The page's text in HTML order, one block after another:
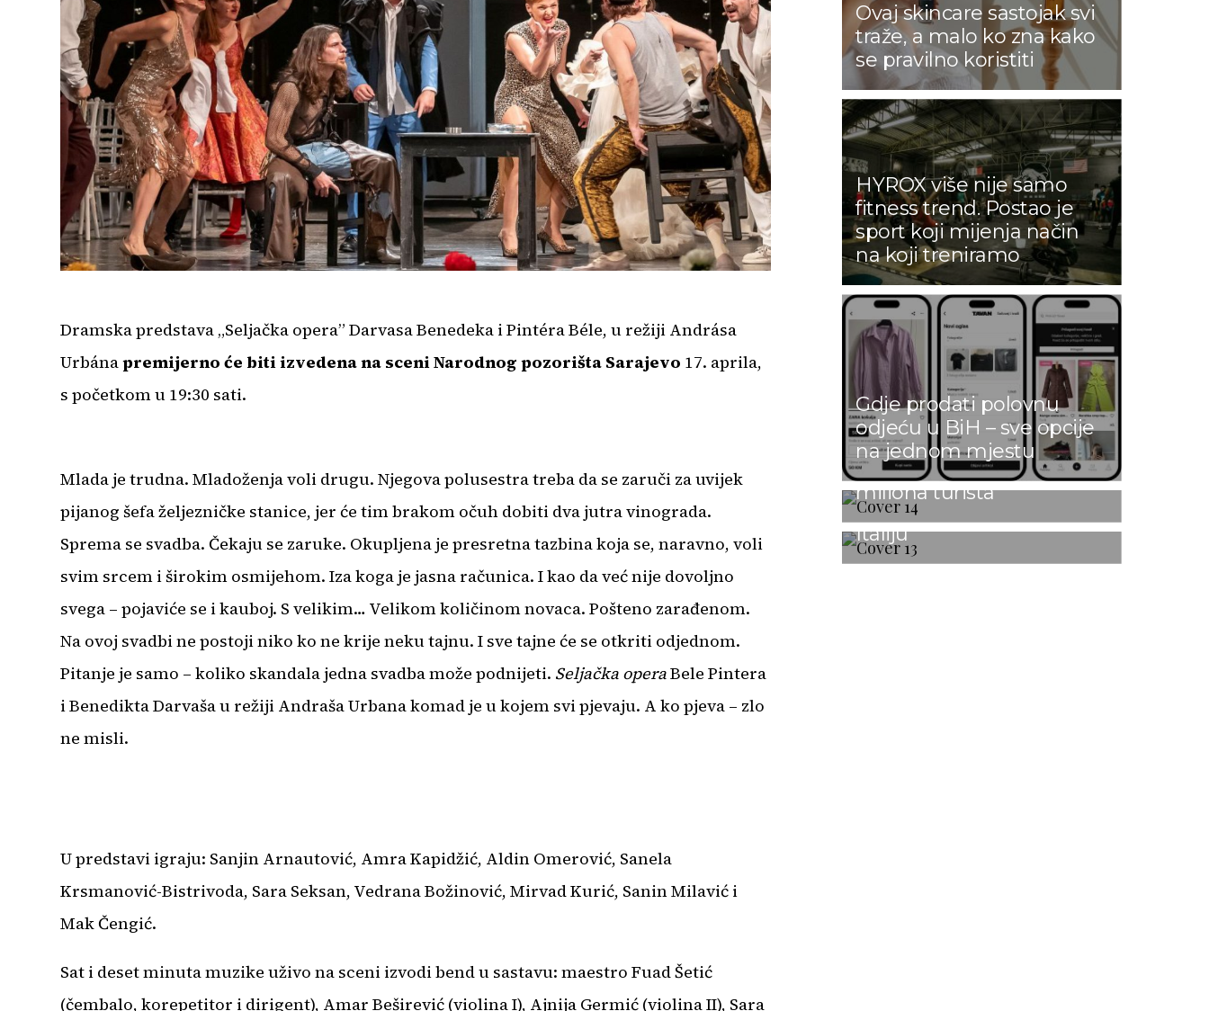
Dramska predstava „Seljačka opera” Darvasa Benedeka i Pintéra Béle, u režiji Andrása
Urbánapremijerno će biti izvedena na sceni Narodnog pozorišta Sarajevo 17. aprila,
s početkom u 19:30 sati.
Mlada je trudna. Mladoženja voli drugu. Njegova polusestra treba da se zaruči za uvijek
pijanog šefa željezničke stanice, jer će tim brakom očuh dobiti dva jutra vinograda.
Sprema se svadba. Čekaju se zaruke. Okupljena je presretna tazbina koja se, naravno, voli
svim srcem i širokim osmijehom. Iza koga je jasna računica. I kao da već nije dovoljno
svega – pojaviće se i kauboj. S velikim… Velikom količinom novaca. Pošteno zarađenom.
Na ovoj svadbi ne postoji niko ko ne krije neku tajnu. I sve tajne će se otkriti odjednom.
Pitanje je samo – koliko skandala jedna svadba može podnijeti. Seljačka operaBele Pintera
i Benedikta Darvaša u režiji Andraša Urbana komad je u kojem svi pjevaju. A ko pjeva – zlo
ne misli.
U predstavi igraju: Sanjin Arnautović, Amra Kapidžić, Aldin Omerović, Sanela
Krsmanović-Bistrivoda, Sara Seksan, Vedrana Božinović, Mirvad Kurić, Sanin Milavić i
Mak Čengić.
Sat i deset minuta muzike uživo na sceni izvodi bend u sastavu: maestro Fuad Šetić
(čembalo, korepetitor i dirigent), Amar Beširević (violina I), Ajnija Germić (violina II), Sara
Ovaj skincare sastojak svi
traže, a malo ko zna kako
se pravilno koristiti
HYROX više nije samo
fitness trend. Postao je
sport koji mijenja način
na koji treniramo
Gdje prodati polovnu
odjeću u BiH – sve opcije
na jednom mjestu
Rusi, Nijemci i Britanci i
dalje najbrojniji: Turska u
prvih šest mjeseci 2026.
godine ugostila 25,8
miliona turista
GUSTO VAS ČASTI: Prvi
italijanski restoran u srcu
Travnika slavi svoj prvi
rođendan uz spektakl koji
će grad pretvoriti u malu
Italiju